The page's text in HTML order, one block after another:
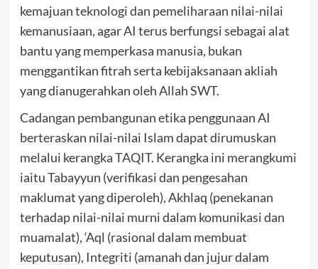
kemajuan teknologi dan pemeliharaan nilai-nilai
kemanusiaan, agar AI terus berfungsi sebagai alat
bantu yang memperkasa manusia, bukan
menggantikan fitrah serta kebijaksanaan akliah
yang dianugerahkan oleh Allah SWT.
Cadangan pembangunan etika penggunaan AI
berteraskan nilai-nilai Islam dapat dirumuskan
melalui kerangka TAQIT. Kerangka ini merangkumi
iaitu Tabayyun (verifikasi dan pengesahan
maklumat yang diperoleh), Akhlaq (penekanan
terhadap nilai-nilai murni dalam komunikasi dan
muamalat), ‘Aql (rasional dalam membuat
keputusan), Integriti (amanah dan jujur dalam